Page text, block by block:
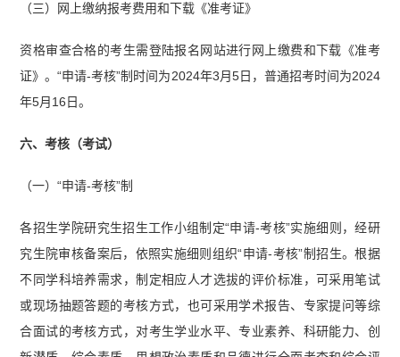
（三）网上缴纳报考费用和下载《准考证》
资格审查合格的考生需登陆报名网站进行网上缴费和下载《准考
证》。“申请-考核”制时间为2024年3月5日，普通招考时间为2024
年5月16日。
六、考核（考试）
（一）“申请-考核”制
各招生学院研究生招生工作小组制定“申请-考核”实施细则，经研
究生院审核备案后，依照实施细则组织“申请-考核”制招生。根据
不同学科培养需求，制定相应人才选拔的评价标准，可采用笔试
或现场抽题答题的考核方式，也可采用学术报告、专家提问等综
合面试的考核方式，对考生学业水平、专业素养、科研能力、创